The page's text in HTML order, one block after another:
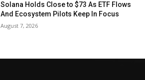
Solana Holds Close to $73 As ETF Flows
And Ecosystem Pilots Keep In Focus
August 7, 2026